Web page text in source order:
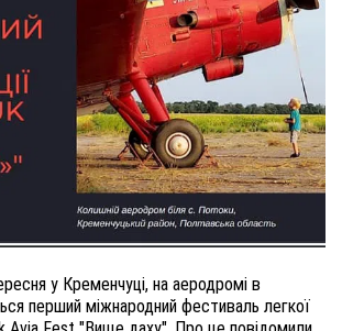
у Кременчуці, на аеродромі в
перший міжнародний фестиваль легкої